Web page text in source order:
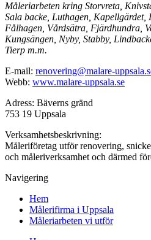
Måleriarbeten kring Storvreta,
Sala backe, Luthagen, Kapellgärdet,
Fålhagen, Vårdsätra, Fjärdhundra,
Kungsängen, Nyby, Stabby,
Tierp m.m.
E-mail: renovering@malare-
Webb: www.malare-uppsala.se
Adress: Bäverns gränd
753 19 Uppsala
Verksamhetsbeskrivning:
Måleriföretag utför renovering,
och måleriverksamhet och därmed
Navigering
Hem
Målerifirma i Uppsala
Måleriarbeten vi utför